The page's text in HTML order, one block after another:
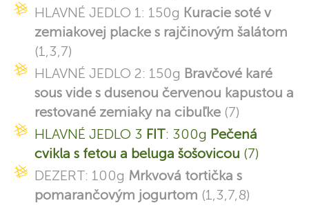
HLAVNÉ JEDLO 1: 150g Kuracie soté v
zemiakovej placke s rajčinovým šalátom
(1,3,7)
HLAVNÉ JEDLO 2: 150g Bravčové karé
sous vide s dusenou červenou kapustou a
restované zemiaky na cibuľke (7)
HLAVNÉ JEDLO 3 FIT: 300g Pečená
cvikla s fetou a beluga šošovicou (7)
DEZERT: 100g Mrkvová tortička s
pomarančovým jogurtom (1,3,7,8)